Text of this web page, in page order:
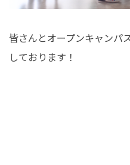
皆さんとオープンキャンパ
しております！